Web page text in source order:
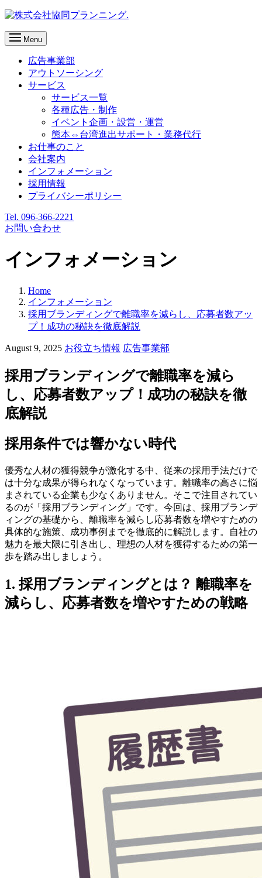
Menu
広告事業部
アウトソーシング
サービス
サービス一覧
各種広告・制作
イベント企画・設営・運営
熊本⇔台湾進出サポート・業務代行
お仕事のこと
会社案内
インフォメーション
採用情報
プライバシーポリシー
Tel. 096-366-2221
お問い合わせ
インフォメーション
Home
インフォメーション
採用ブランディングで離職率を減らし、応募者数アッ
プ！成功の秘訣を徹底解説
August 9, 2025 カ
ゴ
リ
ー:
お役立ち情報 広告事業部
採用ブランディングで離職率を減ら
し、応募者数アップ！成功の秘訣を徹
底解説
採用条件では響かない時代
優秀な人材の獲得競争が激化する中、従来の採用手法だけで
は十分な成果が得られなくなっています。離職率の高さに悩
まされている企業も少なくありません。そこで注目されてい
るのが「採用ブランディング」です。今回は、採用ブランデ
ィングの基礎から、離職率を減らし応募者数を増やすための
具体的な施策、成功事例までを徹底的に解説します。自社の
魅力を最大限に引き出し、理想の人材を獲得するための第一
歩を踏み出しましょう。
1. 採用ブランディングとは？ 離職率を
減らし、応募者数を増やすための戦略